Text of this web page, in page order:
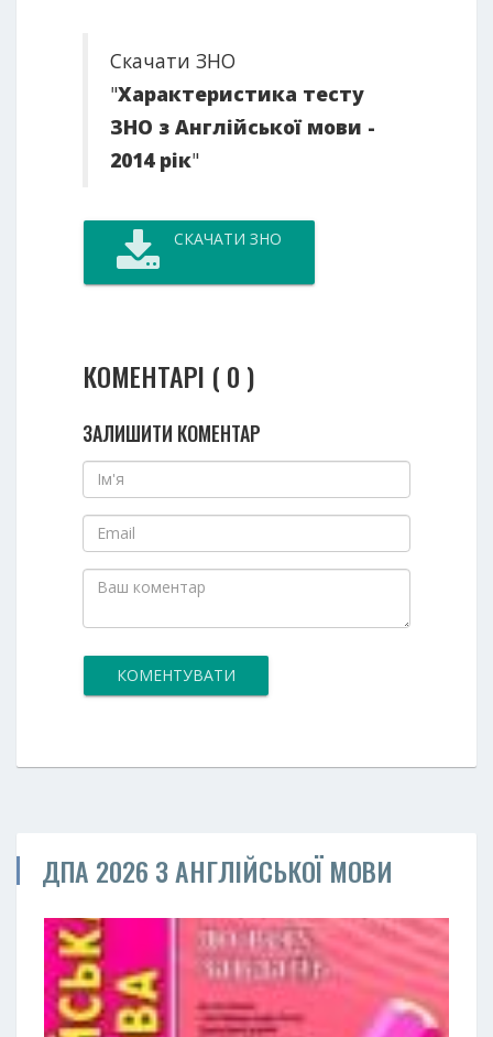
Скачати ЗНО
"Характеристика тесту
ЗНО з Англійської мови -
2014 рік"
СКАЧАТИ ЗНО
КОМЕНТАРІ ( 0 )
ЗАЛИШИТИ КОМЕНТАР
КОМЕНТУВАТИ
ДПА 2026 З АНГЛІЙСЬКОЇ МОВИ